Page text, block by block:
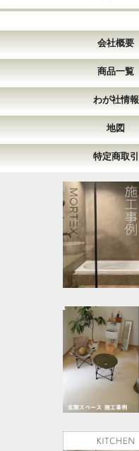
会社概要
商品一覧
わが社情報
地図
特定商取引